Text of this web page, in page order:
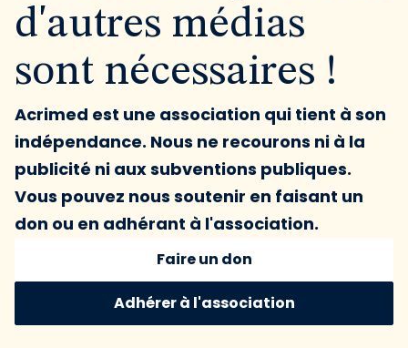
d'autres médias
sont nécessaires !
Acrimed est une association qui tient à son
indépendance. Nous ne recourons ni à la
publicité ni aux subventions publiques.
Vous pouvez nous soutenir en faisant un
don ou en adhérant à l'association.
Faire un don
Adhérer à l'association